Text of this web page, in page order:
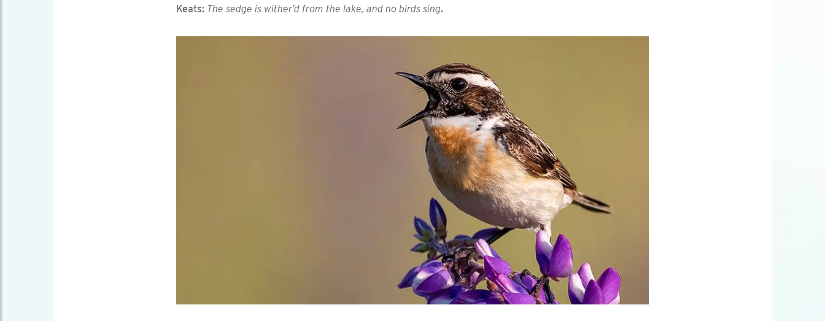
Keats: The sedge is wither’d from the lake, and no birds sing.